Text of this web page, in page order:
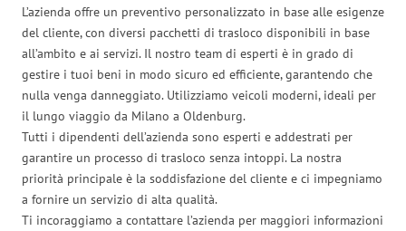
L’azienda offre un preventivo personalizzato in base alle esigenze
del cliente, con diversi pacchetti di trasloco disponibili in base
all’ambito e ai servizi. Il nostro team di esperti è in grado di
gestire i tuoi beni in modo sicuro ed efficiente, garantendo che
nulla venga danneggiato. Utilizziamo veicoli moderni, ideali per
il lungo viaggio da Milano a Oldenburg.
Tutti i dipendenti dell’azienda sono esperti e addestrati per
garantire un processo di trasloco senza intoppi. La nostra
priorità principale è la soddisfazione del cliente e ci impegniamo
a fornire un servizio di alta qualità.
Ti incoraggiamo a contattare l’azienda per maggiori informazioni